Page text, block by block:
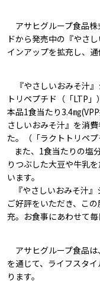
アサヒグループ食品株
ドから発売中の『やさ
インアップを拡充し、
『やさしいおみそ汁』
トリペプチド（「LTP
本品1食当たり3.4㎎
さしいおみそ汁』を消
た。（「ラクトトリペ
また、1食当たりの塩
りつぶした大豆や牛乳
います。
『やさしいおみそ汁』
ご好評をいただき、こ
充。お食事にあわせて
アサヒグループ食品は
を通じて、ライフスタ
ります。